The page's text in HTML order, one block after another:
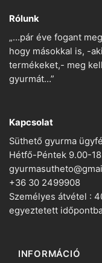
Rólunk
„…pár éve fogant
hogy másokkal is, -
termékeket,- meg
gyurmát…”
Kapcsolat
Süthető gyurma
Hétfő-Péntek 9.00-
+36 30 2499908
Személyes átvétel :
egyeztetett
INFORMÁCIÓ